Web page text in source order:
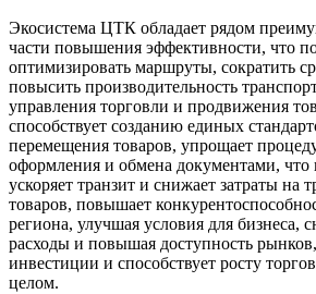
Экосистема ЦТК обладает рядом
части повышения эффективности, что
оптимизировать маршруты, сократить
повысить производительность
управления торговли и продвижения
способствует созданию единых
перемещения товаров, упрощает
оформления и обмена документами, что
ускоряет транзит и снижает затраты на
товаров, повышает
региона, улучшая условия для бизнеса,
расходы и повышая доступность
инвестиции и способствует росту
целом.